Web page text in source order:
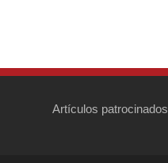
Artículos patrocinados